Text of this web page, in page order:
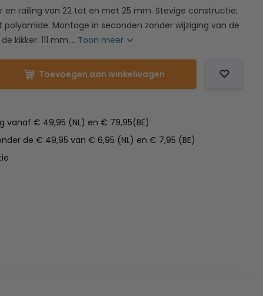
en railing van 22 tot en met 25 mm. Stevige constructie;
polyamide. Montage in seconden zonder wijziging van de
kikker: 111 mm.... Toon meer
Toevoegen aan winkelwagen
vanaf € 49,95 (NL) en € 79,95(BE)
de € 49,95 van € 6,95 (NL) en € 7,95 (BE)